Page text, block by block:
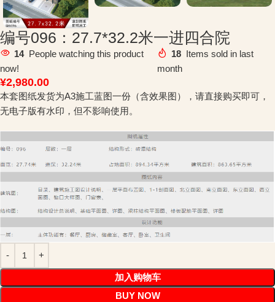
编号096：27.7*32.2米一进四合院
14 People watching this product
now!
18 Items sold in last
month
¥2,980.00
本套图纸发货为A3施工蓝图一份（含效果图），请直接购买即可，
无电子版有水印，但不影响使用。
加入购物车
BUY NOW